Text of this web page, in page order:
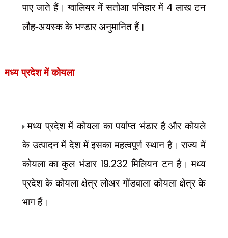
पाए जाते हैं। ग्वालियर में सतोआ पनिहार में 4 लाख टन
लौह-अयस्क के भण्डार अनुमानित हैं।
मध्य प्रदेश में कोयला
मध्य प्रदेश में कोयला का पर्याप्त भंडार है और कोयले
के उत्पादन में देश में इसका महत्वपूर्ण स्थान है। राज्य में
कोयला का कुल भंडार 19.232 मिलियन टन है। मध्य
प्रदेश के कोयला क्षेत्र लोअर गोंडवाला कोयला क्षेत्र के
भाग हैं।